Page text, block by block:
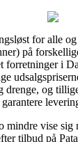
for alle
på
forretninger i
drenge, og
mindre vise sig
tilbud på